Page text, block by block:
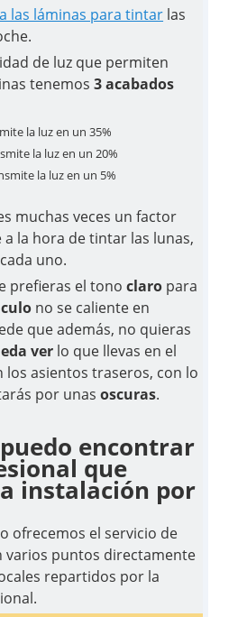
las láminas para tintar las
de luz que permiten
tenemos3 acabados
la luz en un 35%
la luz en un 20%
la luz en un 5%
muchas veces un factor
la hora de tintar las lunas,
uno.
prefieras el tonoclaro para
no se caliente en
que además, no quieras
ver lo que llevas en el
los asientos traseros, con lo
por unasoscuras.
encontrar
que
instalación por
ofrecemos el servicio de
varios puntos directamente
repartidos por la